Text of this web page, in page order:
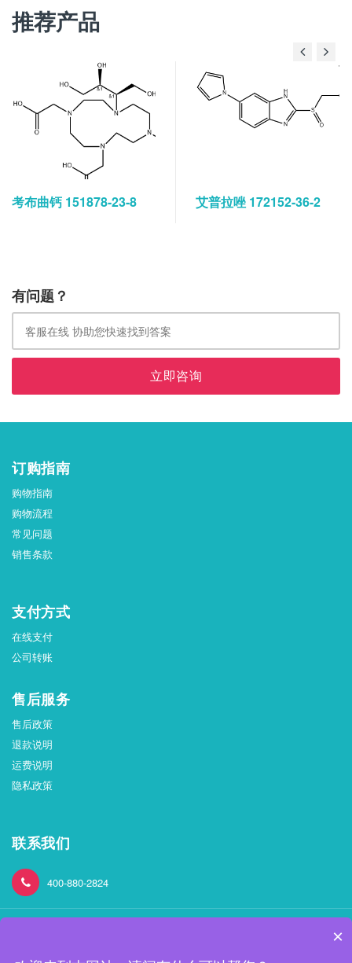
推荐产品
考布曲钙 151878-23-8 艾普拉唑 172152-36-2
有问题？
立即咨询
订购指南
购物指南
购物流程
常见问题
销售条款
支付方式
在线支付
公司转账
售后服务
售后政策
退款说明
运费说明
隐私政策
联系我们
400-880-2824
×